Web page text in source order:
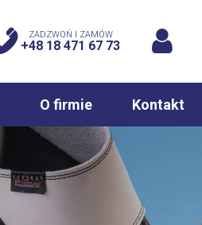
ZADZWOŃ I ZAMÓW
+48 18 471 67 73
O firmie Kontakt